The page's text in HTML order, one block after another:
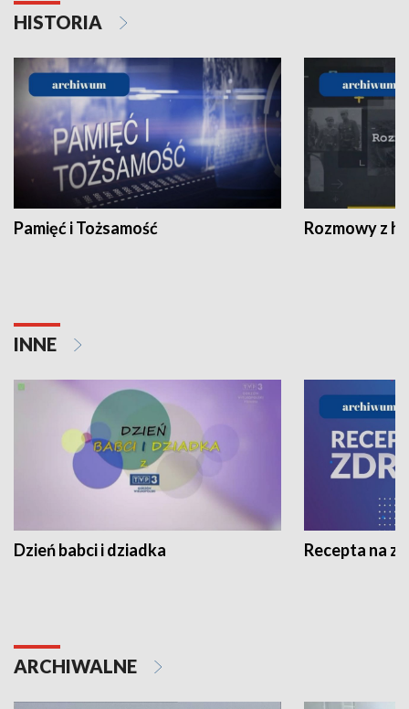
HISTORIA
Pamięć i Tożsamość Rozmowy z
INNE
Dzień babci i dziadka Recepta na
ARCHIWALNE